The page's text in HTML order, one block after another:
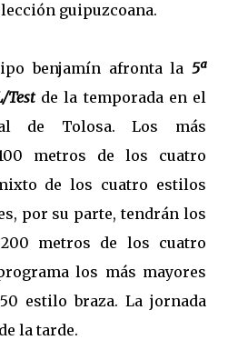
guipuzcoana.
benjamín afronta la 5ª
Testde la temporada en el
de Tolosa. Los más
metros de los cuatro
de los cuatro estilos
por su parte, tendrán los
metros de los cuatro
los más mayores
estilo braza. La jornada
la tarde.